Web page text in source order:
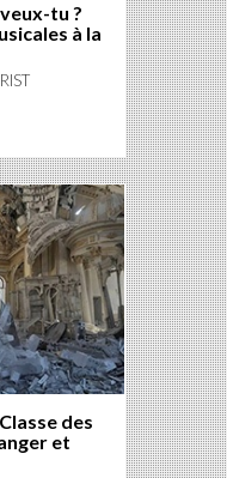
tu ?
à la
des
et